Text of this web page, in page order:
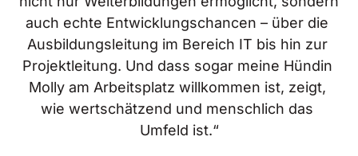
auch echte Entwicklungschancen – über die
Ausbildungsleitung im Bereich IT bis hin zur
Projektleitung. Und dass sogar meine Hündin
Molly am Arbeitsplatz willkommen ist, zeigt,
wie wertschätzend und menschlich das
Umfeld ist.“